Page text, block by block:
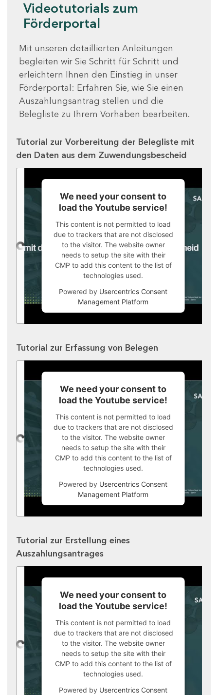
Videotutorials zum
Förderportal
Mit unseren detaillierten Anleitungen
begleiten wir Sie Schritt für Schritt und
erleichtern Ihnen den Einstieg in unser
Förderportal: Erfahren Sie, wie Sie einen
Auszahlungsantrag stellen und die
Belegliste zu Ihrem Vorhaben bearbeiten.
Tutorial zur Vorbereitung der Belegliste mit
den Daten aus dem Zuwendungsbescheid
We need your consent to
load the Youtube service!
This content is not permitted to load
due to trackers that are not disclosed
to the visitor. The website owner
needs to setup the site with their
CMP to add this content to the list of
technologies used.
Powered by Usercentrics Consent
Management Platform
Tutorial zur Erfassung von Belegen
We need your consent to
load the Youtube service!
This content is not permitted to load
due to trackers that are not disclosed
to the visitor. The website owner
needs to setup the site with their
CMP to add this content to the list of
technologies used.
Powered by Usercentrics Consent
Management Platform
Tutorial zur Erstellung eines
Auszahlungsantrages
We need your consent to
load the Youtube service!
This content is not permitted to load
due to trackers that are not disclosed
to the visitor. The website owner
needs to setup the site with their
CMP to add this content to the list of
technologies used.
Powered by Usercentrics Consent